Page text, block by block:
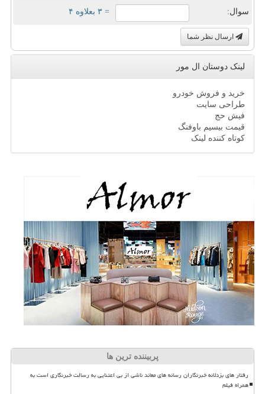
سوال: = ۳ بعلاوه ۴
ارسال نظر شما
لینک دوستان ال مور
خرید و فروش خودرو
طراحی سایت
فیش حج
قیمت بیسیم باوفنگ
کوتاه کننده لینک
پربیننده ترین ها
رفتار های بزدلانه خبرنگاران رسانه های معاند ناشی از بی اعتنایی به رسالت خبرنگاری است به
همراه فیلم